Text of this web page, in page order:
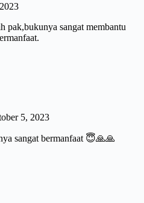
pak,bukunya sangat membantu
5, 2023
sangat bermanfaat 😇🙏🙏